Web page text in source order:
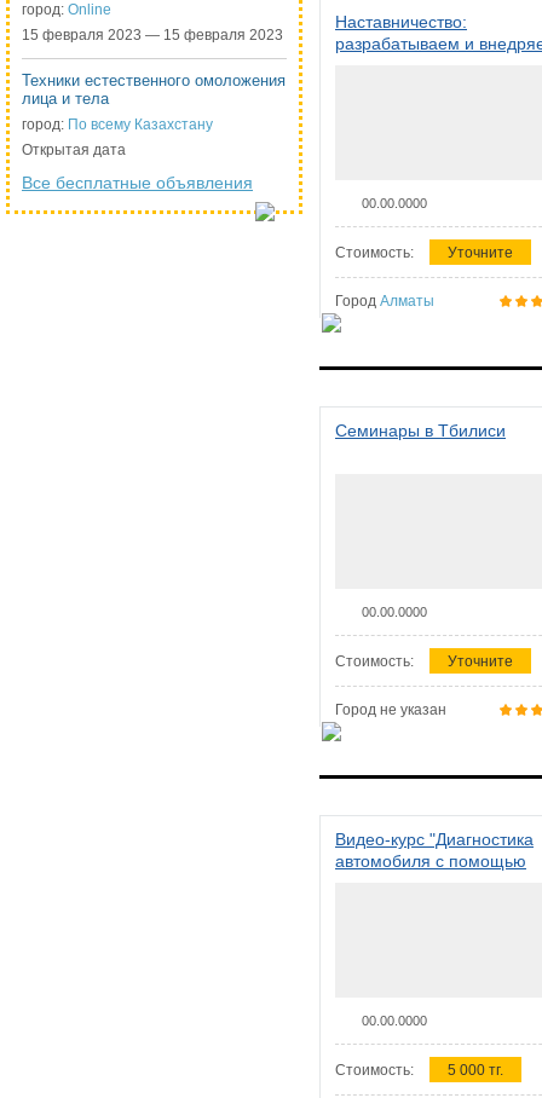
город: Online
15 февраля 2023 — 15 февраля 2023
Техники естественного омоложения
лица и тела
город: По всему Казахстану
Открытая дата
Все бесплатные объявления
Наставничество:
разрабатываем и
00.00.0000
Стоимость: Уточните
Город Алматы
Семинары в Тбилиси
00.00.0000
Стоимость: Уточните
Город не указан
Видео-курс "Диагностика
автомобиля с помощью
00.00.0000
Стоимость: 5 000 тг.